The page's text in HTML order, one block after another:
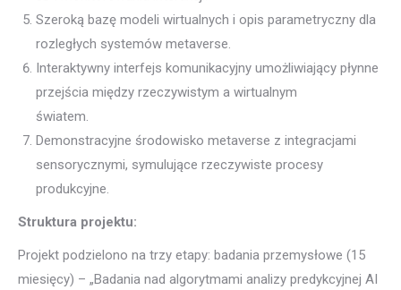
Szeroką bazę modeli wirtualnych i opis parametryczny dla
rozległych systemów metaverse.
Interaktywny interfejs komunikacyjny umożliwiający płynne
przejścia między rzeczywistym a wirtualnym
światem.
Demonstracyjne środowisko metaverse z integracjami
sensorycznymi, symulujące rzeczywiste procesy
produkcyjne.
Struktura projektu:
Projekt podzielono na trzy etapy: badania przemysłowe (15
miesięcy) – „Badania nad algorytmami analizy predykcyjnej AI